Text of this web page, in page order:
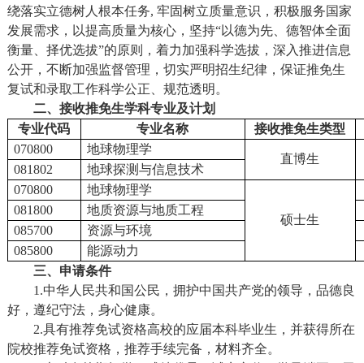
绕落实立德树人根本任务, 牢固树立质量意识，积极服务国家
发展需求，以提高质量为核心，坚持“以德为先、德智体全面
衡量、择优选拔”的原则，着力加强科学选拔，深入推进信息
公开，不断加强监督管理，切实严明招生纪律，保证推免生
复试和录取工作科学公正、规范透明。
二、接收推免生学科专业及计划
专业代码
专业名称
接收推免生类型
070800
地球物理学
直博生
081802
地球探测与信息技术
070800
地球物理学
硕士生
081800
地质资源与地质工程
085700
资源与环境
085800
能源动力
三、申请条件
1.中华人民共和国公民，拥护中国共产党的领导，品德良
好，遵纪守法，身心健康。
2.具有推荐免试资格高校的应届本科毕业生，并获得所在
院校推荐免试资格，推荐手续完备，材料齐全。